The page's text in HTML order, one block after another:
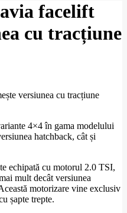
facelift
cu tracțiune
4×4 în gama modelului
hatchback, cât și
echipată cu motorul 2.0 TSI,
mult decât versiunea
motorizare vine exclusiv
șapte trepte.